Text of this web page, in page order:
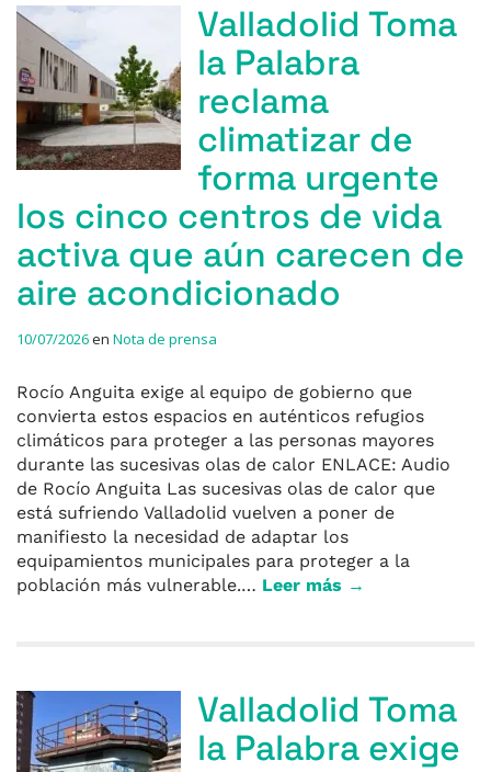
Valladolid Toma
la Palabra
reclama
climatizar de
forma urgente
los cinco centros de vida
activa que aún carecen de
aire acondicionado
10/07/2026en Nota de prensa
Rocío Anguita exige al equipo de gobierno que
convierta estos espacios en auténticos refugios
climáticos para proteger a las personas mayores
durante las sucesivas olas de calor ENLACE: Audio
de Rocío Anguita Las sucesivas olas de calor que
está sufriendo Valladolid vuelven a poner de
manifiesto la necesidad de adaptar los
equipamientos municipales para proteger a la
población más vulnerable.… Leer más →
Valladolid Toma
la Palabra exige